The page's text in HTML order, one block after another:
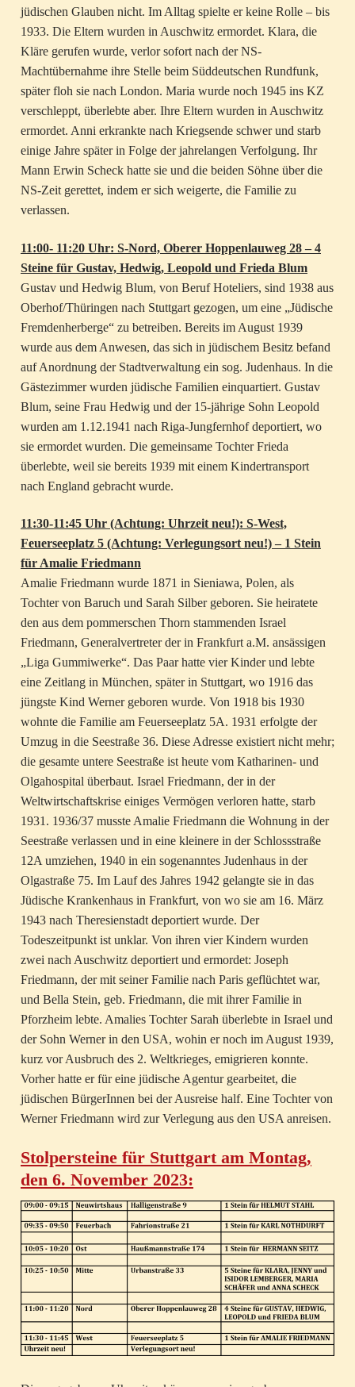
jüdischen Glauben nicht. Im Alltag spielte er keine Rolle – bis
1933. Die Eltern wurden in Auschwitz ermordet. Klara, die
Kläre gerufen wurde, verlor sofort nach der NS-
Machtübernahme ihre Stelle beim Süddeutschen Rundfunk,
später floh sie nach London. Maria wurde noch 1945 ins KZ
verschleppt, überlebte aber. Ihre Eltern wurden in Auschwitz
ermordet. Anni erkrankte nach Kriegsende schwer und starb
einige Jahre später in Folge der jahrelangen Verfolgung. Ihr
Mann Erwin Scheck hatte sie und die beiden Söhne über die
NS-Zeit gerettet, indem er sich weigerte, die Familie zu
verlassen.
11:00- 11:20 Uhr: S-Nord, Oberer Hoppenlauweg 28 – 4
Steine für Gustav, Hedwig, Leopold und Frieda Blum
Gustav und Hedwig Blum, von Beruf Hoteliers, sind 1938 aus
Oberhof/Thüringen nach Stuttgart gezogen, um eine „Jüdische
Fremdenherberge“ zu betreiben. Bereits im August 1939
wurde aus dem Anwesen, das sich in jüdischem Besitz befand
auf Anordnung der Stadtverwaltung ein sog. Judenhaus. In die
Gästezimmer wurden jüdische Familien einquartiert. Gustav
Blum, seine Frau Hedwig und der 15-jährige Sohn Leopold
wurden am 1.12.1941 nach Riga-Jungfernhof deportiert, wo
sie ermordet wurden. Die gemeinsame Tochter Frieda
überlebte, weil sie bereits 1939 mit einem Kindertransport
nach England gebracht wurde.
11:30-11:45 Uhr (Achtung: Uhrzeit neu!): S-West,
Feuerseeplatz 5 (Achtung: Verlegungsort neu!) – 1 Stein
für Amalie Friedmann
Amalie Friedmann wurde 1871 in Sieniawa, Polen, als
Tochter von Baruch und Sarah Silber geboren. Sie heiratete
den aus dem pommerschen Thorn stammenden Israel
Friedmann, Generalvertreter der in Frankfurt a.M. ansässigen
„Liga Gummiwerke“. Das Paar hatte vier Kinder und lebte
eine Zeitlang in München, später in Stuttgart, wo 1916 das
jüngste Kind Werner geboren wurde. Von 1918 bis 1930
wohnte die Familie am Feuerseeplatz 5A. 1931 erfolgte der
Umzug in die Seestraße 36. Diese Adresse existiert nicht mehr;
die gesamte untere Seestraße ist heute vom Katharinen- und
Olgahospital überbaut. Israel Friedmann, der in der
Weltwirtschaftskrise einiges Vermögen verloren hatte, starb
1931. 1936/37 musste Amalie Friedmann die Wohnung in der
Seestraße verlassen und in eine kleinere in der Schlossstraße
12A umziehen, 1940 in ein sogenanntes Judenhaus in der
Olgastraße 75. Im Lauf des Jahres 1942 gelangte sie in das
Jüdische Krankenhaus in Frankfurt, von wo sie am 16. März
1943 nach Theresienstadt deportiert wurde. Der
Todeszeitpunkt ist unklar. Von ihren vier Kindern wurden
zwei nach Auschwitz deportiert und ermordet: Joseph
Friedmann, der mit seiner Familie nach Paris geflüchtet war,
und Bella Stein, geb. Friedmann, die mit ihrer Familie in
Pforzheim lebte. Amalies Tochter Sarah überlebte in Israel und
der Sohn Werner in den USA, wohin er noch im August 1939,
kurz vor Ausbruch des 2. Weltkrieges, emigrieren konnte.
Vorher hatte er für eine jüdische Agentur gearbeitet, die
jüdischen BürgerInnen bei der Ausreise half. Eine Tochter von
Werner Friedmann wird zur Verlegung aus den USA anreisen.
Stolpersteine für Stuttgart am Montag,
den 6. November 2023: